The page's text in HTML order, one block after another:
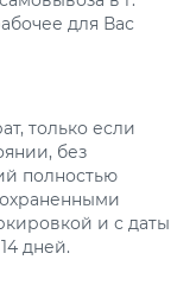
для Вас
только если
без
полностью
и с даты
дней.